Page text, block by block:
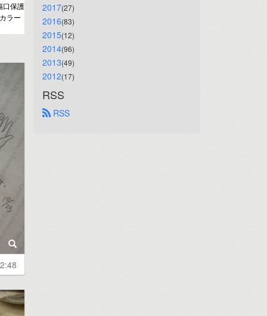
口保護
ラー
2017(27)
2016(83)
2015(12)
2014(96)
2013(49)
2012(17)
RSS
RSS